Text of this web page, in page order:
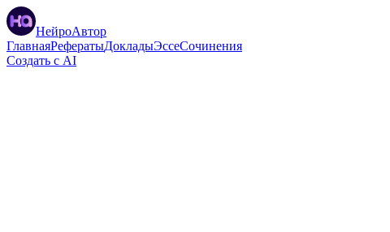
НейроАвтор
ГлавнаяРефератыДокладыЭссеСочинения
Создать с AI